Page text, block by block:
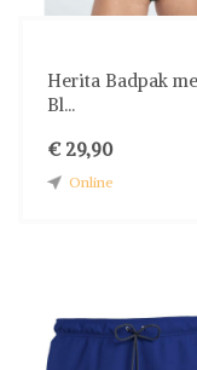
Herita Badpak
Bl...
€ 29,90
Online